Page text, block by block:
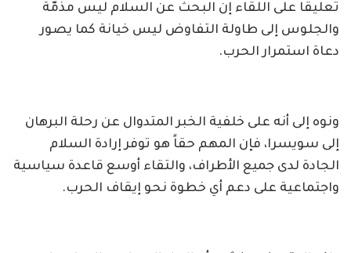
تعليقا على اللقاء إن البحث عن السلام ليس مذمّة
والجلوس إلى طاولة التفاوض ليس خيانة كما يصور
دعاة استمرار الحرب.
ونوه إلى أنه على خلفية الخبر المتدوال عن رحلة البرهان
إلى سويسرا، فإن المهم حقاً هو توفر إرادة السلام
الجادة لدى جميع الأطراف، والتقاء أوسع قاعدة سياسية
واجتماعية على دعم أي خطوة نحو إيقاف الحرب.